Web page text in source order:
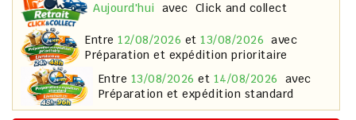
aujourd'hui avec Click and collect
entre 12/08/2026 et13/08/2026 avec
Préparation et expédition prioritaire
entre 13/08/2026 et 14/08/2026
avec
Préparation et expédition standard